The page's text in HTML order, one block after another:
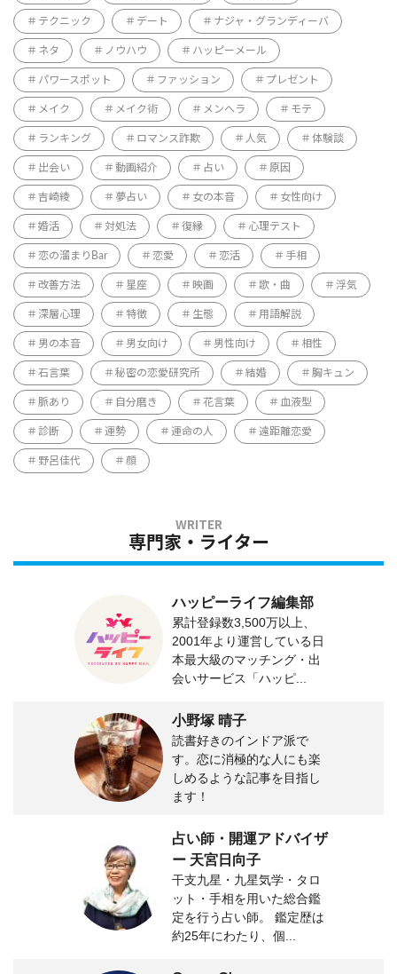
テクニック デート ナジャ・グランディーバ
ネタ ノウハウ ハッピーメール
パワースポット ファッション プレゼント
メイク メイク術 メンヘラ モテ
ランキング ロマンス詐欺 人気 体験談
出会い 動画紹介 占い 原因
吉崎綾 夢占い 女の本音 女性向け
婚活 対処法 復縁 心理テスト
恋の溜まりBar 恋愛 恋活 手相
改善方法 星座 映画 歌・曲 浮気
深層心理 特徴 生態 用語解説
男の本音 男女向け 男性向け 相性
石言葉 秘密の恋愛研究所 結婚 胸キュン
脈あり 自分磨き 花言葉 血液型
診断 運勢 運命の人 遠距離恋愛
野呂佳代 顔
専門家・ライター
ハッピーライフ編集部
累計登録数3,500万以上、
2001年より運営している日
本最大級のマッチング・出
会いサービス「ハッピ...
小野塚 晴子
読書好きのインドア派で
す。恋に消極的な人にも楽
しめるような記事を目指し
ます！
占い師・開運アドバイザ
ー 天宮日向子
干支九星・九星気学・タロ
ット・手相を用いた総合鑑
定を行う占い師。 鑑定歴は
約25年にわたり、個...